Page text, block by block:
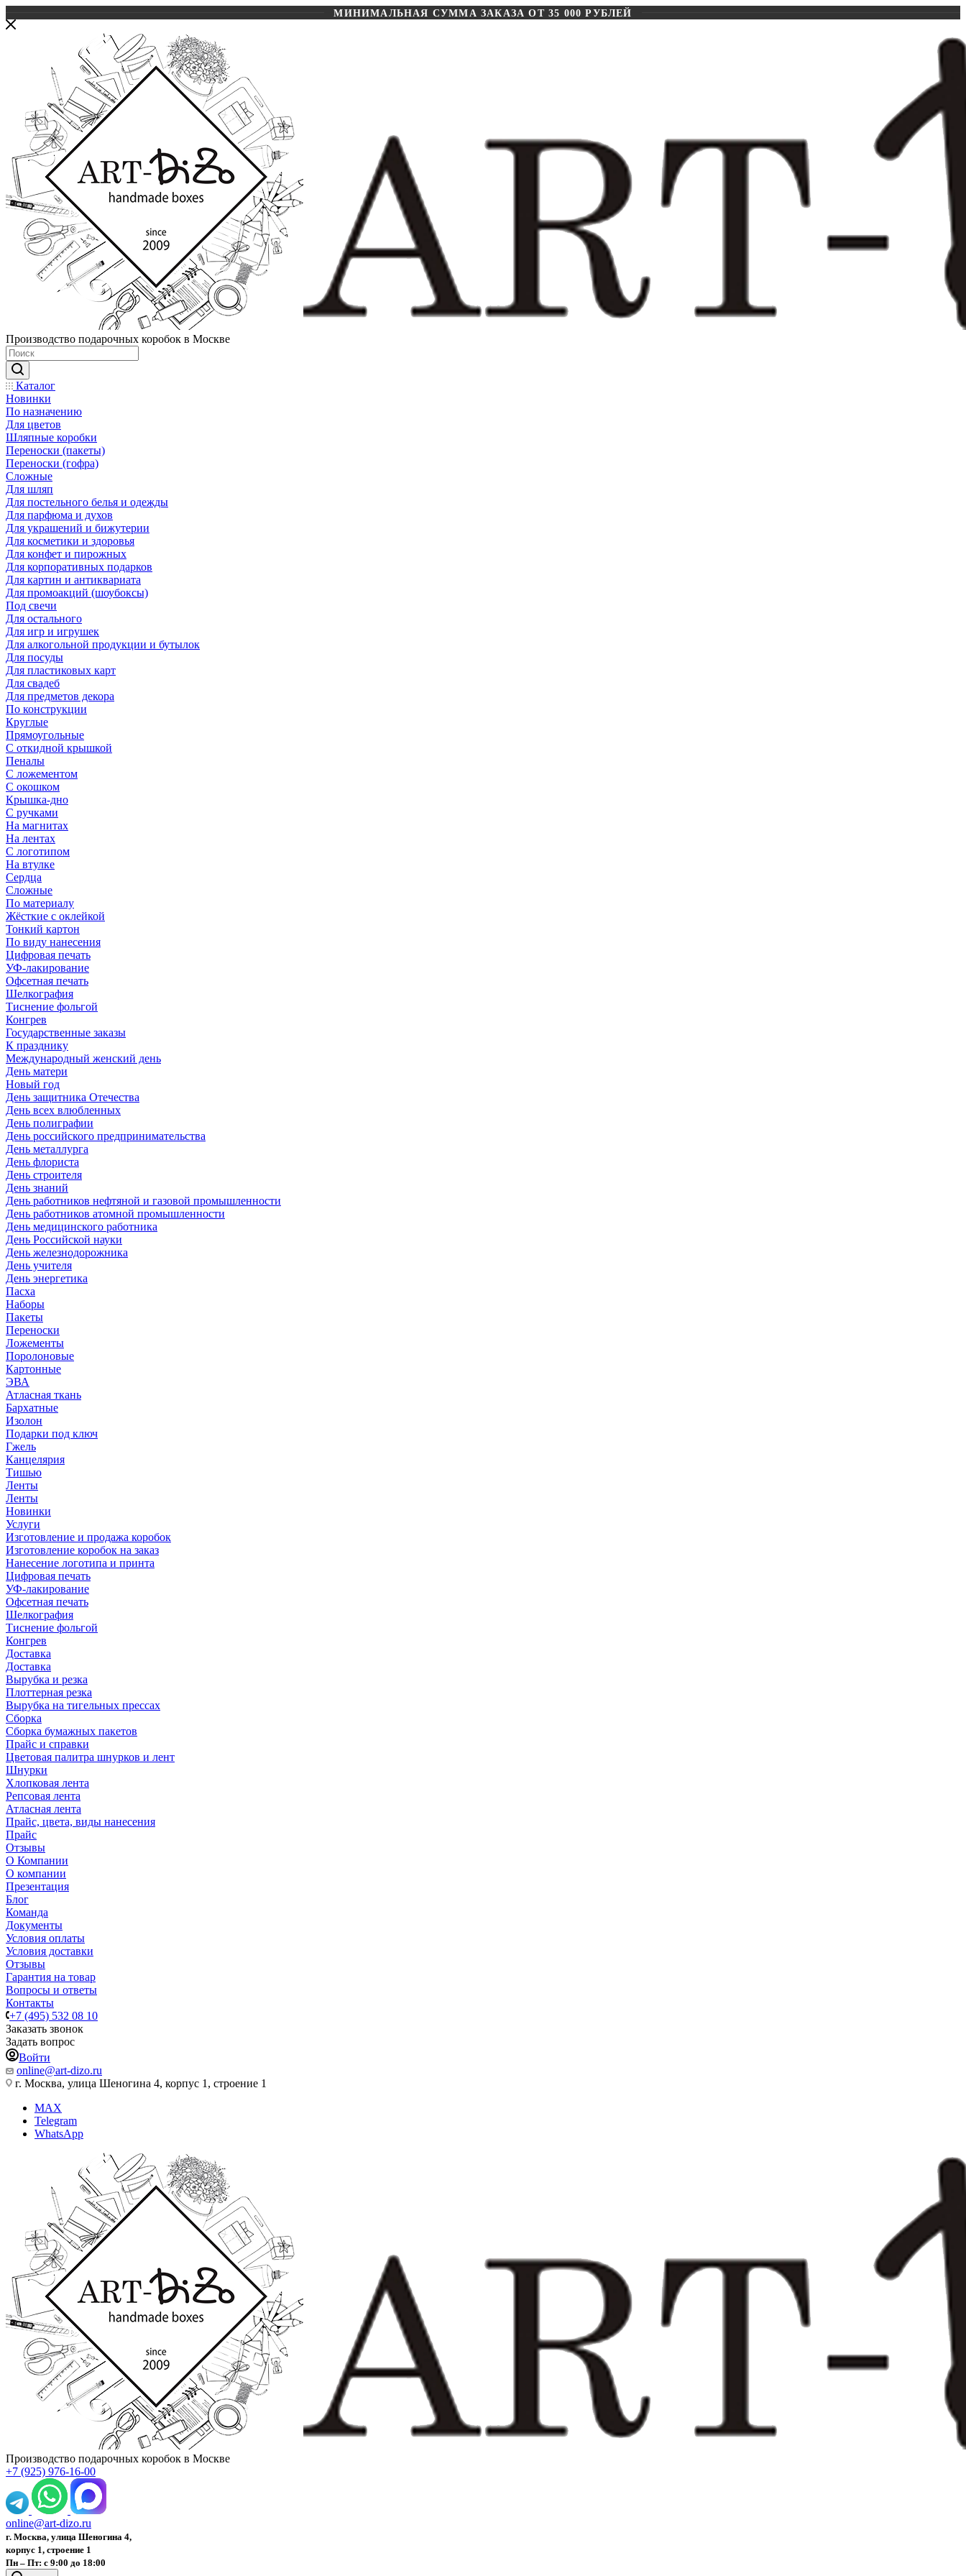
МИНИМАЛЬНАЯ СУММА ЗАКАЗА ОТ 35 000 РУБЛЕЙ
Производство подарочных коробок в Москве
Каталог
Новинки
По назначению
Для цветов
Шляпные коробки
Переноски (пакеты)
Переноски (гофра)
Сложные
Для шляп
Для постельного белья и одежды
Для парфюма и духов
Для украшений и бижутерии
Для косметики и здоровья
Для конфет и пирожных
Для корпоративных подарков
Для картин и антиквариата
Для промоакций (шоубоксы)
Под свечи
Для остального
Для игр и игрушек
Для алкогольной продукции и бутылок
Для посуды
Для пластиковых карт
Для свадеб
Для предметов декора
По конструкции
Круглые
Прямоугольные
С откидной крышкой
Пеналы
С ложементом
С окошком
Крышка-дно
С ручками
На магнитах
На лентах
С логотипом
На втулке
Сердца
Сложные
По материалу
Жёсткие с оклейкой
Тонкий картон
По виду нанесения
Цифровая печать
УФ-лакирование
Офсетная печать
Шелкография
Тиснение фольгой
Конгрев
Государственные заказы
К празднику
Международный женский день
День матери
Новый год
День защитника Отечества
День всех влюбленных
День полиграфии
День российского предпринимательства
День металлурга
День флориста
День строителя
День знаний
День работников нефтяной и газовой промышленности
День работников атомной промышленности
День медицинского работника
День Российской науки
День железнодорожника
День учителя
День энергетика
Пасха
Наборы
Пакеты
Переноски
Ложементы
Поролоновые
Картонные
ЭВА
Атласная ткань
Бархатные
Изолон
Подарки под ключ
Гжель
Канцелярия
Тишью
Ленты
Ленты
Новинки
Услуги
Изготовление и продажа коробок
Изготовление коробок на заказ
Нанесение логотипа и принта
Цифровая печать
УФ-лакирование
Офсетная печать
Шелкография
Тиснение фольгой
Конгрев
Доставка
Доставка
Вырубка и резка
Плоттерная резка
Вырубка на тигельных прессах
Сборка
Сборка бумажных пакетов
Прайс и справки
Цветовая палитра шнурков и лент
Шнурки
Хлопковая лента
Репсовая лента
Атласная лента
Прайс, цвета, виды нанесения
Прайс
Отзывы
О Компании
О компании
Презентация
Блог
Команда
Документы
Условия оплаты
Условия доставки
Отзывы
Гарантия на товар
Вопросы и ответы
Контакты
+7 (495) 532 08 10
Заказать звонок
Задать вопрос
Войти
online@art-dizo.ru
г. Москва, улица Шеногина 4, корпус 1, строение 1
MAX
Telegram
WhatsApp
Производство подарочных коробок в Москве
+7 (925) 976-16-00
online@art-dizo.ru
г. Москва, улица Шеногина 4,
корпус 1, строение 1
Пн – Пт: с 9:00 до 18:00